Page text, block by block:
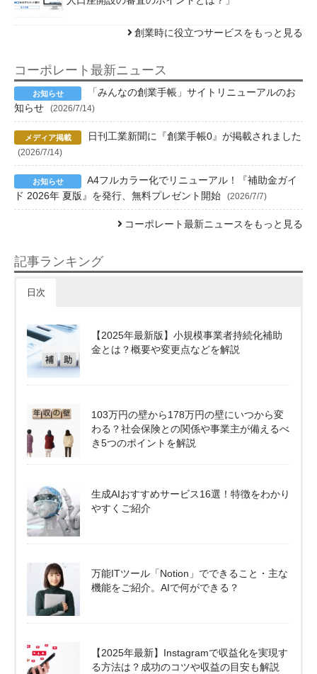
創業時に役立つサービスをもっと見る
コーポレート最新ニュース
「みんなの創業手帳」サイトリニューアルのお
知らせ
(2026/7/14)
日刊工業新聞に『創業手帳0』が掲載されました
(2026/7/14)
A4フルカラー化でリニューアル！『補助金ガイ
ド 2026年 夏版』を発行、無料プレゼント開始
(2026/7/7)
コーポレート最新ニュースをもっと見る
記事ランキング
日次
【2025年最新版】小規模事業者持続化補助
金とは？概要や変更点などを解説
103万円の壁から178万円の壁にいつから変
わる？社会保険との関係や事業主が備えるべ
き5つのポイントを解説
生成AIおすすめサービス16選！特徴をわかり
やすくご紹介
万能ITツール「Notion」でできること・主な
機能をご紹介。AIで何ができる？
【2025年最新】Instagramで収益化を実現す
る方法は？成功のコツや収益の目安も解説